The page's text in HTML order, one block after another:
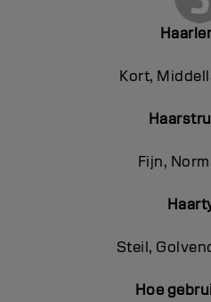
Kort,
Fijn,
Steil,
Hoe